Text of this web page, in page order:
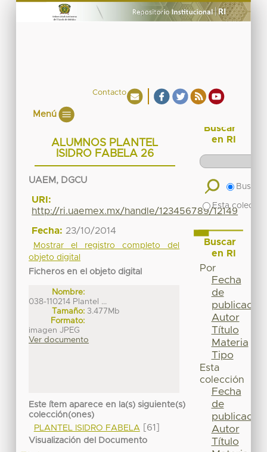
Contacto
Menú
ALUMNOS PLANTEL
ISIDRO FABELA 26
UAEM, DGCU
URI:
http://ri.uaemex.mx/handle/123456789/12149
Fecha: 23/10/2014
Mostrar el registro completo del
objeto digital
Ficheros en el objeto digital
Nombre:
038-110214 Plantel ...
Tamaño: 3.477Mb
Formato:
imagen JPEG
Ver documento
Este ítem aparece en la(s) siguiente(s)
colección(ones)
PLANTEL ISIDRO FABELA
[61]
Visualización del Documento
Buscar
en RI
Buscar
Esta
Buscar
en RI
Por
Fecha
de
publicación
Autor
Título
Materia
Tipo
Esta
colección
Fecha
de
publicación
Autor
Título